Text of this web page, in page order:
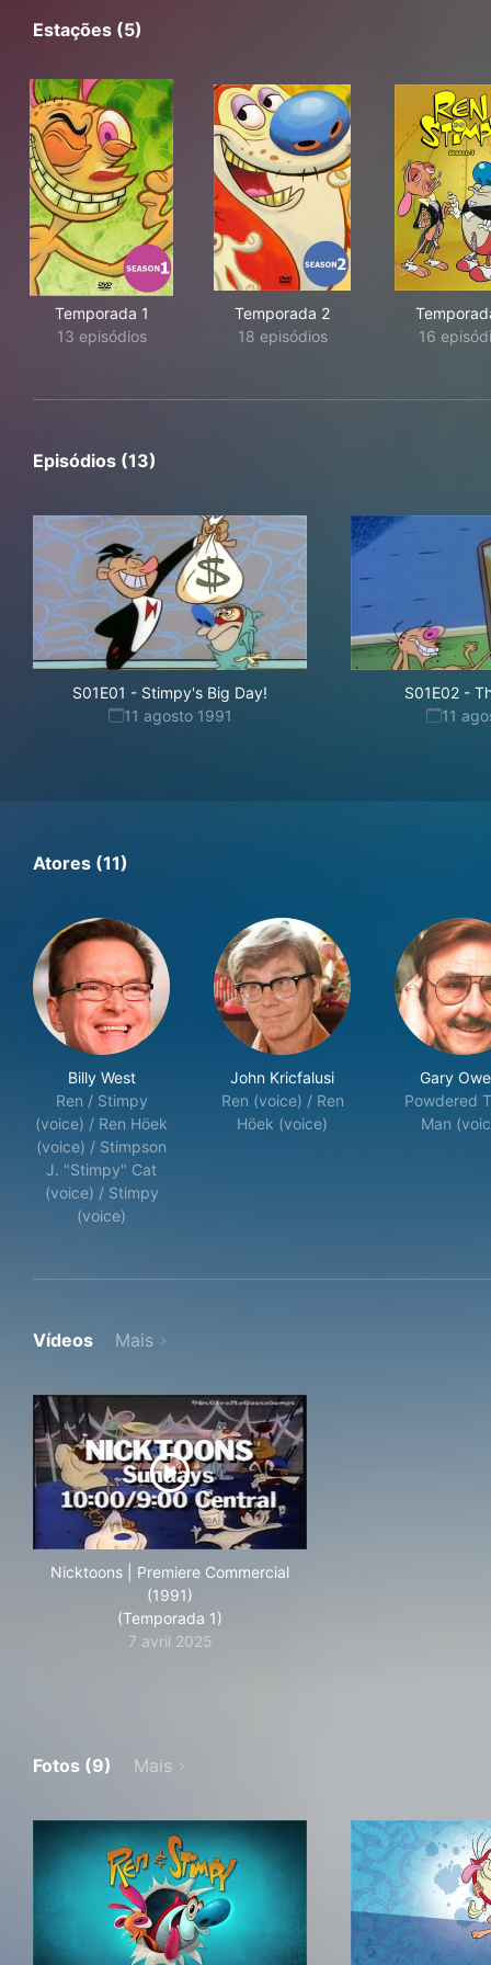
Estações (5)
Temporada 1
13 episódios
Temporada 2
18 episódios
16
Episódios (13)
S01E01 - Stimpy's Big Day!
11 agosto 1991
S01E02 -
11
Atores (11)
Billy West
Ren / Stimpy
(voice) / Ren Höek
(voice) / Stimpson
J. "Stimpy" Cat
(voice) / Stimpy
(voice)
John Kricfalusi
Ren (voice) / Ren
Höek (voice)
Gary
Powdered
Man
Vídeos Mais
Nicktoons | Premiere Commercial
(1991)
(Temporada 1)
7 avril 2025
Fotos (9) Mais